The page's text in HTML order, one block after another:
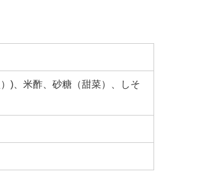
)、米酢、砂糖（甜菜）、しそ